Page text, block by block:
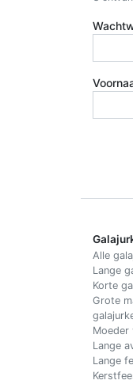
Alle
Lange
Korte
Grote
Moeder
Lange
Lange